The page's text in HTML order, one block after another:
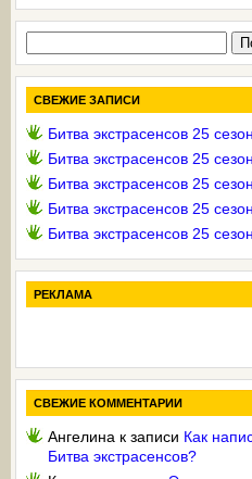
СВЕЖИЕ ЗАПИСИ
Битва экстрасенсов 25
Битва экстрасенсов 25
Битва экстрасенсов 25
Битва экстрасенсов 25
Битва экстрасенсов 25
РЕКЛАМА
СВЕЖИЕ КОММЕНТАРИИ
Ангелина к записи Как
Битва экстрасенсов?